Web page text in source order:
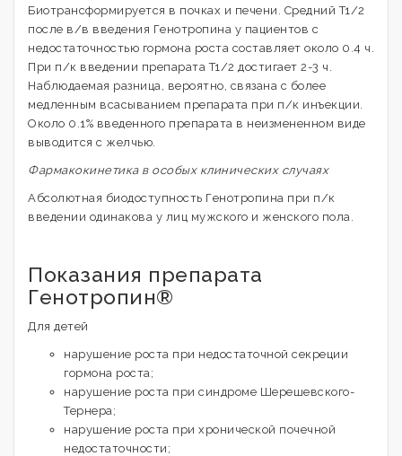
Биотрансформируется в почках и печени. Средний T1/2
после в/в введения Генотропина у пациентов с
недостаточностью гормона роста составляет около 0.4 ч.
При п/к введении препарата T1/2 достигает 2-3 ч.
Наблюдаемая разница, вероятно, связана с более
медленным всасыванием препарата при п/к инъекции.
Около 0.1% введенного препарата в неизмененном виде
выводится с желчью.
Фармакокинетика в особых клинических случаях
Абсолютная биодоступность Генотропина при п/к
введении одинакова у лиц мужского и женского пола.
Показания препарата
Генотропин®
Для детей
нарушение роста при недостаточной секреции
гормона роста;
нарушение роста при синдроме Шерешевского-
Тернера;
нарушение роста при хронической почечной
недостаточности;